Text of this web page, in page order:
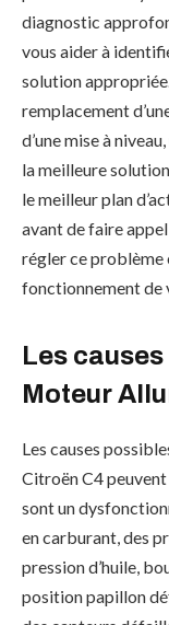
diagnostic
vous aider à
solution
remplacement
d’une mise à
la meilleure
le meilleur plan
avant de faire
régler ce problème
fonctionnement de
Les
Moteur
Les causes
Citroën C4
sont un
en carburant, des
pression d’huile,
position papillon